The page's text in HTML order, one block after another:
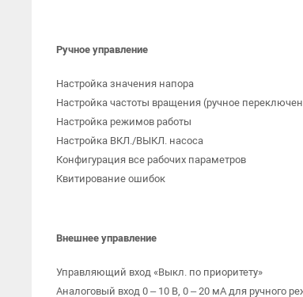
Ручное управление
Настройка значения напора
Настройка частоты вращения (ручное
Настройка режимов работы
Настройка ВКЛ./ВЫКЛ. насоса
Конфигурация все рабочих параметров
Квитирование ошибок
Внешнее управление
Управляющий вход «Выкл. по приоритету»
Аналоговый вход 0 – 10 В, 0 – 20 мА для ручного